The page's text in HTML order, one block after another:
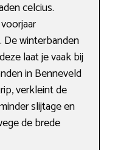
celcius.
winterbanden
laat je vaak bij
in Benneveld
verkleint de
slijtage en
de brede